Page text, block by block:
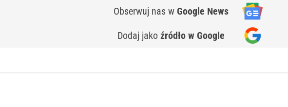
Obserwuj nas w Google News
Dodaj jako źródło w Google